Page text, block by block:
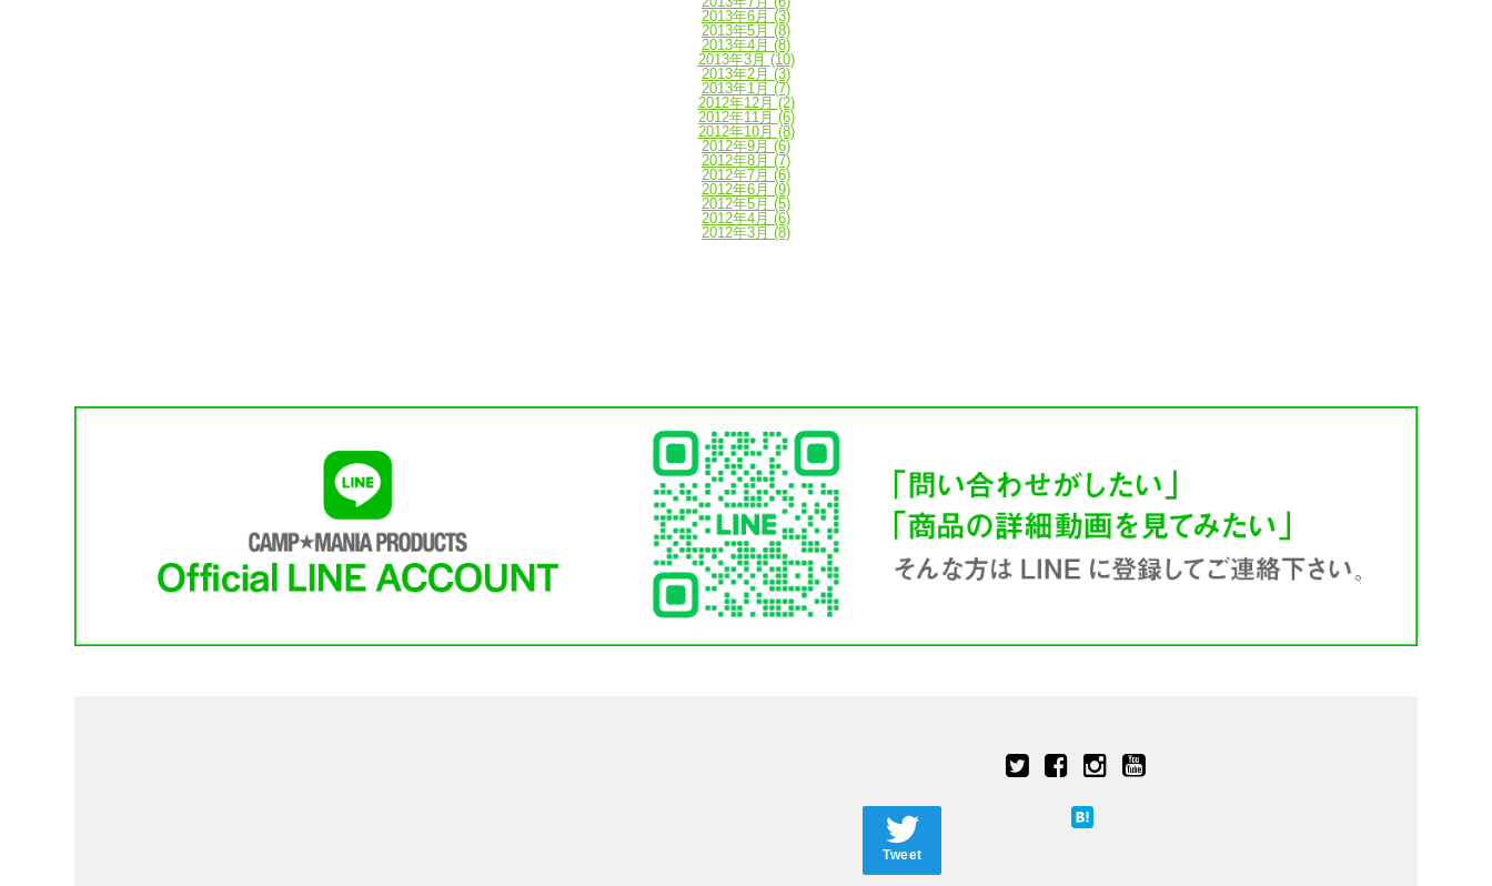
2013年6月 (3)
2013年5月 (8)
2013年4月 (8)
2013年3月 (10)
2013年2月 (3)
2013年1月 (7)
2012年12月 (2)
2012年11月 (6)
2012年10月 (8)
2012年9月 (6)
2012年8月 (7)
2012年7月 (6)
2012年6月 (9)
2012年5月 (5)
2012年4月 (6)
2012年3月 (8)
Tweet